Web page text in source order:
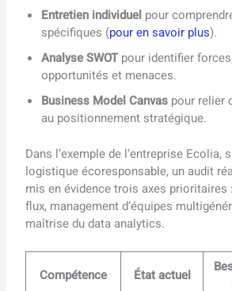
Entretien individuel pour
spécifiques (pour en savoir plus).
Analyse SWOTpour identifier
opportunités et menaces.
Business Model Canvas pour relier
au positionnement stratégique.
Dans l’exemple de l’entreprise Ecolia,
logistique écoresponsable, un audit
mis en évidence trois axes
flux, management d’équipes
maîtrise du data analytics.
Compétence État actuel